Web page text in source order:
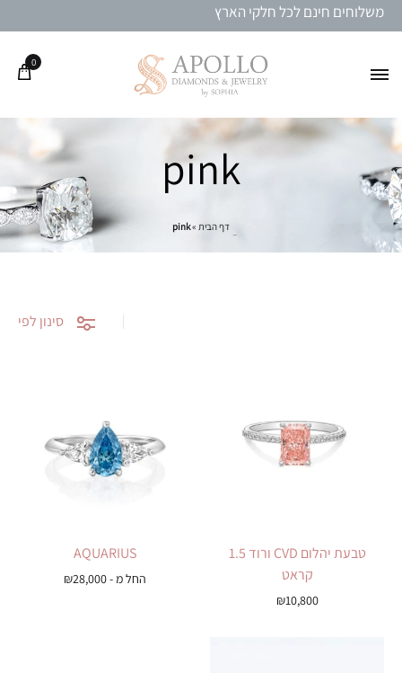
משלוחים חינם לכל חלקי הארץ
0
pink
דף הבית »
pink
סינון לפי
טבעת יהלום CVD ורוד 1.5
קראט
₪10,800
AQUARIUS
החל מ - ₪28,000